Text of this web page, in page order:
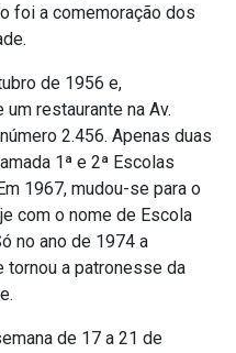
foi a comemoração dos
de 1956 e,
restaurante na Av.
2.456. Apenas duas
1ª e 2ª Escolas
1967, mudou-se para o
com o nome de Escola
no ano de 1974 a
a patronesse da
de 17 a 21 de